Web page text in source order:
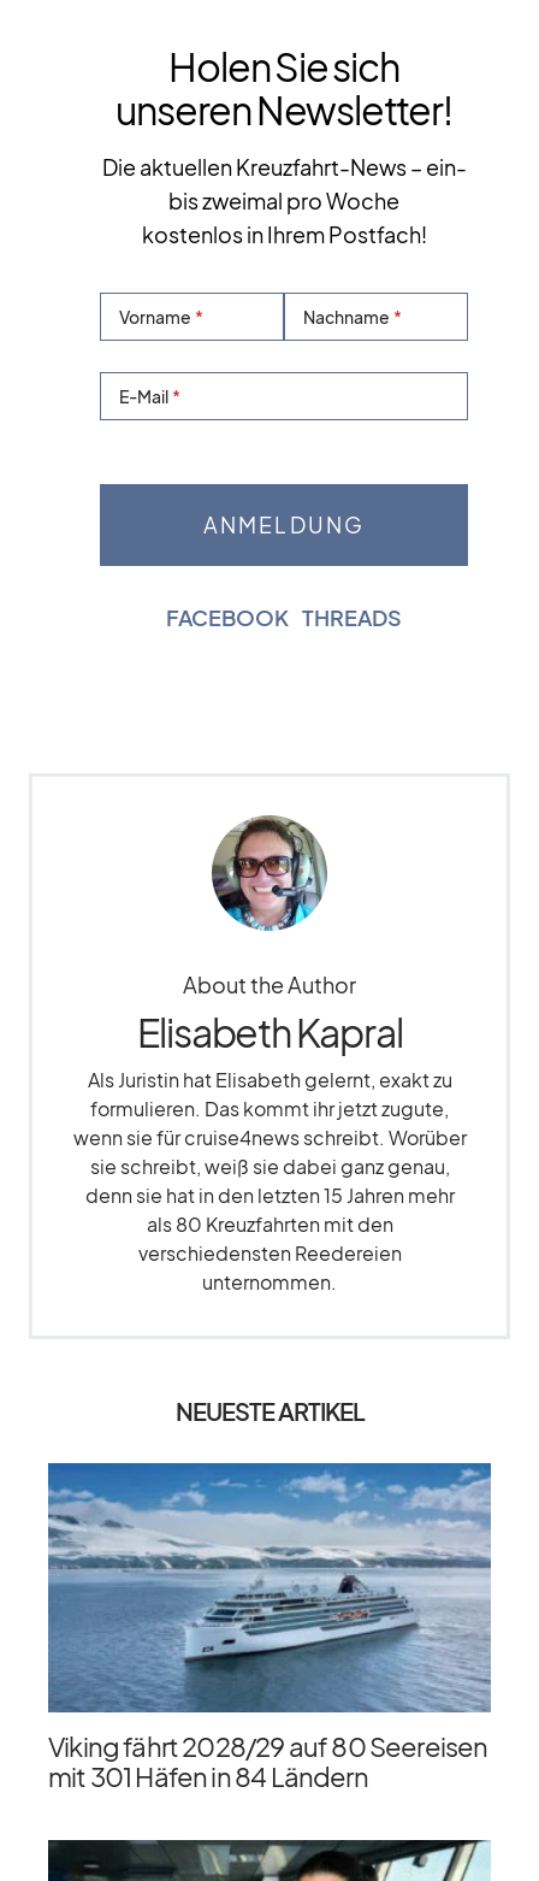
Holen Sie sich
unseren Newsletter!
Die aktuellen Kreuzfahrt-News – ein-
bis zweimal pro Woche
kostenlos in Ihrem Postfach!
Vorname Nachname
E-Mail
FACEBOOK THREADS
About the Author
Elisabeth Kapral
Als Juristin hat Elisabeth gelernt, exakt zu
formulieren. Das kommt ihr jetzt zugute,
wenn sie für cruise4news schreibt. Worüber
sie schreibt, weiß sie dabei ganz genau,
denn sie hat in den letzten 15 Jahren mehr
als 80 Kreuzfahrten mit den
verschiedensten Reedereien
unternommen.
NEUESTE ARTIKEL
Viking fährt 2028/​29 auf 80 Seereisen
mit 301 Häfen in 84 Ländern